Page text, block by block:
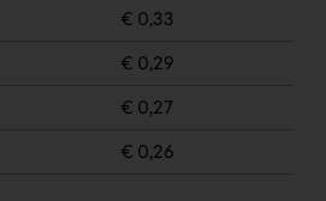
€ 0,33
€ 0,29
€ 0,27
€ 0,26